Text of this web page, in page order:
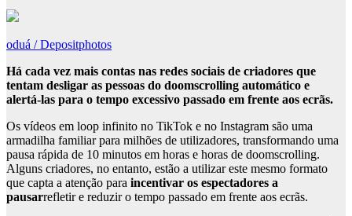
oduá / Depositphotos
Há cada vez mais contas nas redes sociais de criadores que
tentam desligar as pessoas do doomscrolling automático e
alertá-las para o tempo excessivo passado em frente aos ecrãs.
Os vídeos em loop infinito no TikTok e no Instagram são uma
armadilha familiar para milhões de utilizadores, transformando uma
pausa rápida de 10 minutos em horas e horas de doomscrolling.
Alguns criadores, no entanto, estão a utilizar este mesmo formato
que capta a atenção para incentivar os espectadores a
pausarrefletir e reduzir o tempo passado em frente aos ecrãs.